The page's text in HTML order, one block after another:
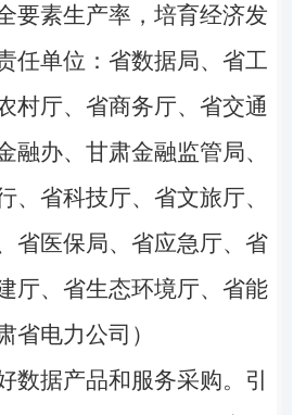
要素生产率，培育经济发
任单位：省数据局、省工
村厅、省商务厅、省交通
融办、甘肃金融监管局、
、省科技厅、省文旅厅、
省医保局、省应急厅、省
厅、省生态环境厅、省能
省电力公司）
数据产品和服务采购。 引